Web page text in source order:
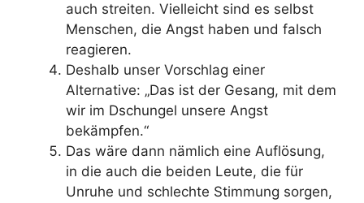
auch streiten. Vielleicht sind es selbst
Menschen, die Angst haben und falsch
reagieren.
Deshalb unser Vorschlag einer
Alternative: „Das ist der Gesang, mit dem
wir im Dschungel unsere Angst
bekämpfen.“
Das wäre dann nämlich eine Auflösung,
in die auch die beiden Leute, die für
Unruhe und schlechte Stimmung sorgen,